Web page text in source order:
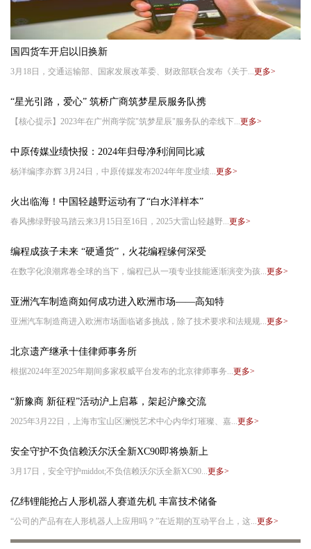
国四货车开启以旧换新
3月18日，交通运输部、国家发展改革委、财政部联合发布《关于...更多>
“星光引路，爱心” 筑桥广商筑梦星辰服务队携
【核心提示】2023年在广州商学院"筑梦星辰"服务队的牵线下...更多>
中原传媒业绩快报：2024年归母净利润同比减
杨洋编|李亦辉 3月24日，中原传媒发布2024年年度业绩...更多>
火出临海！中国轻越野运动有了“白水洋样本”
春风拂绿野骏马踏云来3月15日至16日，2025大雷山轻越野...更多>
编程成孩子未来 “硬通货”，火花编程缘何深受
在数字化浪潮席卷全球的当下，编程已从一项专业技能逐渐演变为孩...更多>
亚洲汽车制造商如何成功进入欧洲市场——高知特
亚洲汽车制造商进入欧洲市场面临诸多挑战，除了技术要求和法规规...更多>
北京遗产继承十佳律师事务所
根据2024年至2025年期间多家权威平台发布的北京律师事务...更多>
“新豫商 新征程”活动沪上启幕，架起沪豫交流
2025年3月22日，上海市宝山区澜悦艺术中心内华灯璀璨、嘉...更多>
安全守护不负信赖沃尔沃全新XC90即将焕新上
3月17日，安全守护middot;不负信赖沃尔沃全新XC90...更多>
亿纬锂能抢占人形机器人赛道先机 丰富技术储备
“公司的产品有在人形机器人上应用吗？”在近期的互动平台上，这...更多>